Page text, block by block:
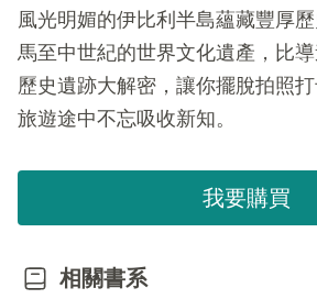
風光明媚的伊比利半島蘊藏豐厚
馬至中世紀的世界文化遺產，比
歷史遺跡大解密，讓你擺脫拍照打
旅遊途中不忘吸收新知。
我要購買
相關書系